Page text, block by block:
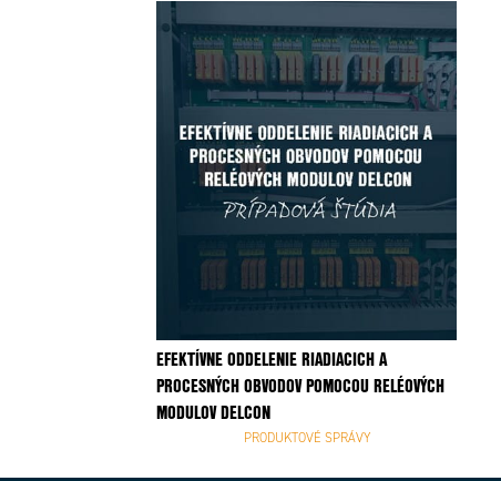
EFEKTÍVNE ODDELENIE RIADIACICH A
PROCESNÝCH OBVODOV POMOCOU RELÉOVÝCH
MODULOV DELCON
PRODUKTOVÉ SPRÁVY